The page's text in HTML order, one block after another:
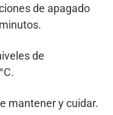
de apagado
de
mantener y cuidar.